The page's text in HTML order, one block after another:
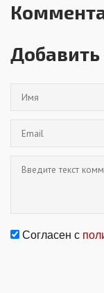
Согласен с